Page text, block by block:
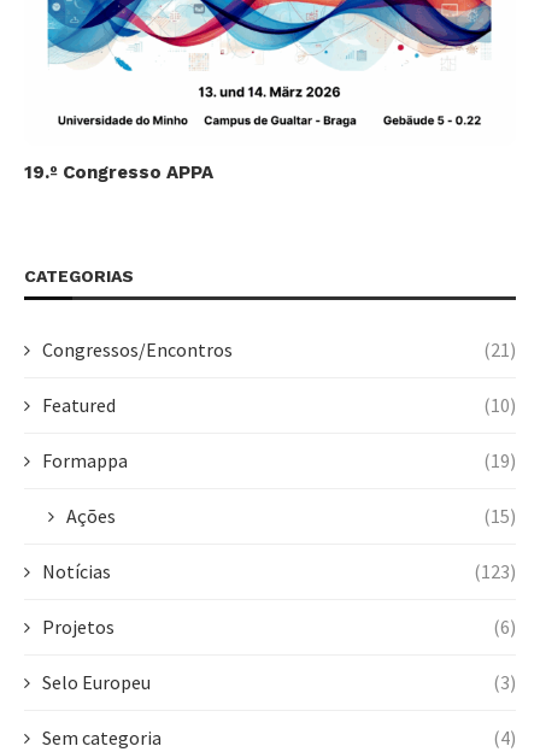
19.º Congresso APPA
CATEGORIAS
Congressos/Encontros (21)
Featured (10)
Formappa (19)
Ações (15)
Notícias (123)
Projetos (6)
Selo Europeu (3)
Sem categoria (4)